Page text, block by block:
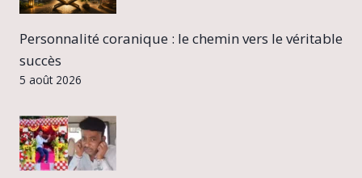
Personnalité coranique : le chemin vers le véritable
succès
5 août 2026